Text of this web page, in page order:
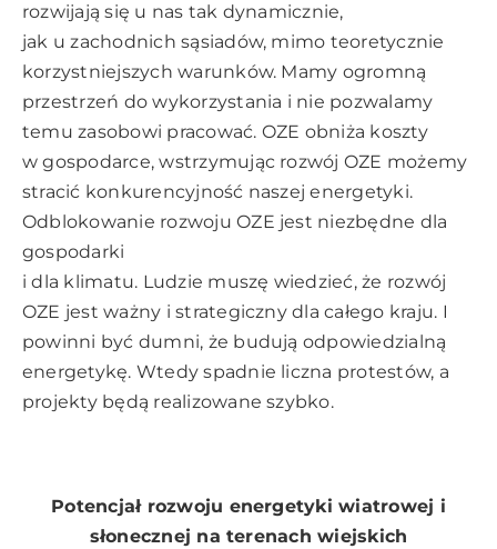
rozwijają się u nas tak dynamicznie,
jak u zachodnich sąsiadów, mimo teoretycznie
korzystniejszych warunków. Mamy ogromną
przestrzeń do wykorzystania i nie pozwalamy
temu zasobowi pracować. OZE obniża koszty
w gospodarce, wstrzymując rozwój OZE możemy
stracić konkurencyjność naszej energetyki.
Odblokowanie rozwoju OZE jest niezbędne dla
gospodarki
i dla klimatu. Ludzie muszę wiedzieć, że rozwój
OZE jest ważny i strategiczny dla całego kraju. I
powinni być dumni, że budują odpowiedzialną
energetykę. Wtedy spadnie liczna protestów, a
projekty będą realizowane szybko.
Potencjał rozwoju energetyki wiatrowej i
słonecznej na terenach wiejskich